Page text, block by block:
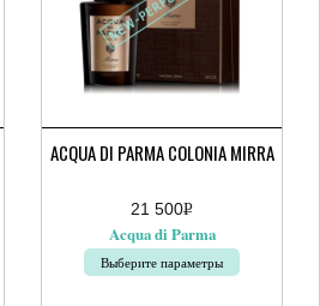
ACQUA DI PARMA COLONIA MIRRA
21 500Р
Acqua di Parma
Выберите параметры